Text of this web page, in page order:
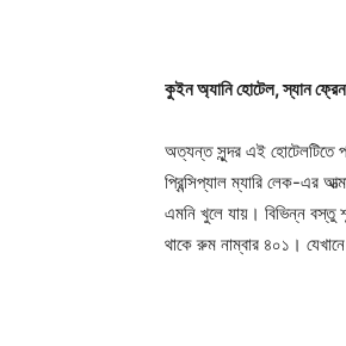
কুইন অ্যানি হোটেল, স্যান
অত্যন্ত সুন্দর এই হোটেলটিতে
প্রিন্সিপ্যাল ম্যারি লেক-এর
এমনি খুলে যায়। বিভিন্ন বস্তু
থাকে রুম নাম্বার ৪০১।